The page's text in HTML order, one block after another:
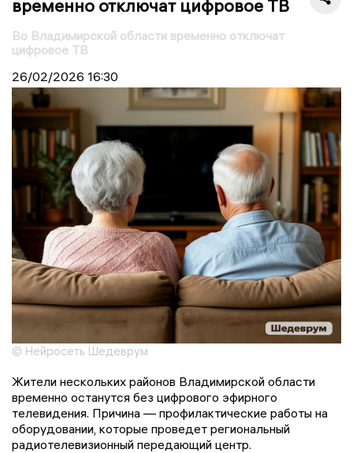
временно отключат цифровое ТВ
Во Владимирской области временно отключат
цифровое ТВ
26/02/2026 16:30
© Нейросеть Шедеврум
Жители нескольких районов Владимирской области
временно останутся без цифрового эфирного
телевидения. Причина — профилактические работы на
оборудовании, которые проведет региональный
радиотелевизионный передающий центр.